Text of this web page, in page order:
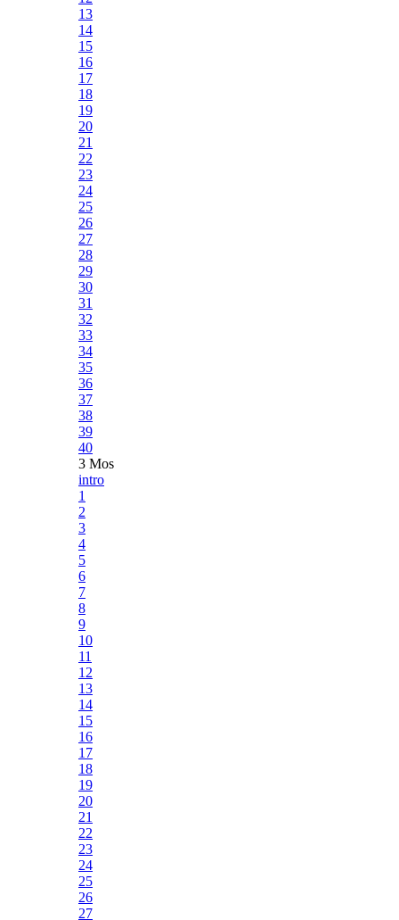
13
14
15
16
17
18
19
20
21
22
23
24
25
26
27
28
29
30
31
32
33
34
35
36
37
38
39
40
3 Mos
intro
1
2
3
4
5
6
7
8
9
10
11
12
13
14
15
16
17
18
19
20
21
22
23
24
25
26
27